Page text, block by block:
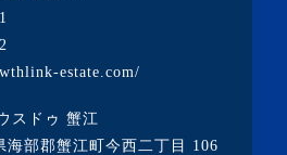
estate.com/
スドゥ 蟹江
部郡蟹江町今西二丁目 106